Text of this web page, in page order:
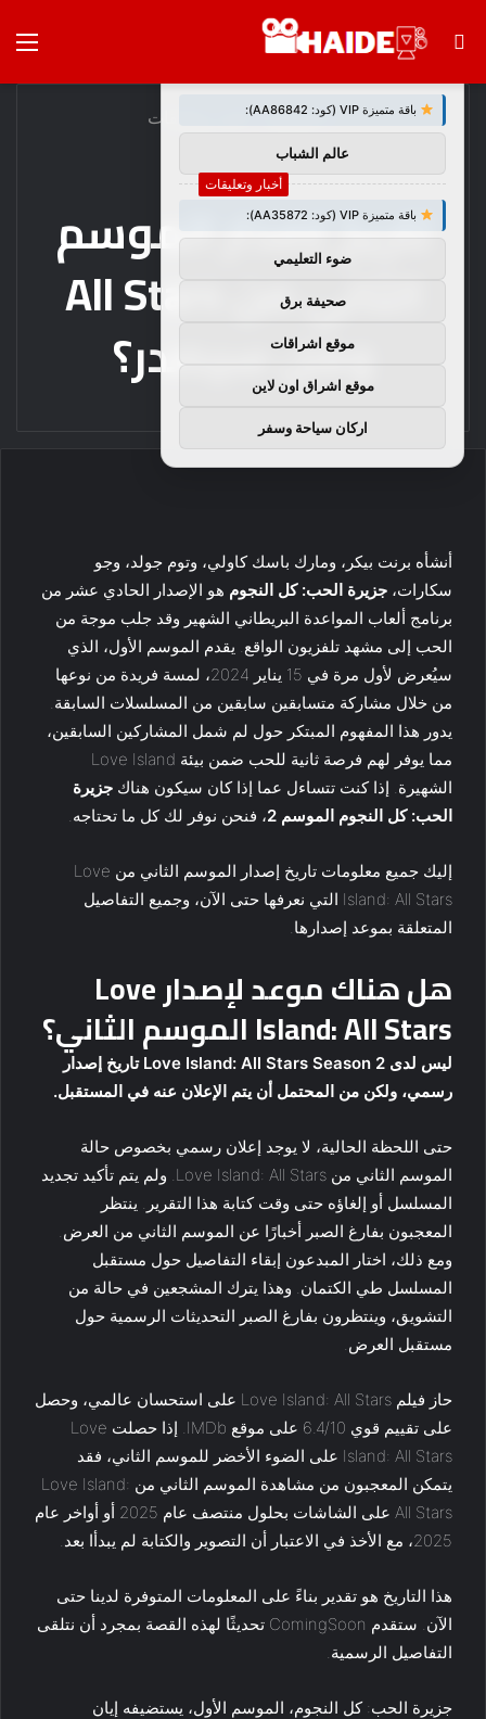
بحث
الرئيسية/أخبار وتعليقات
أخبار وتعليقات
تاريخ إصدار الموسم
الثاني من All Stars
وهل سيصدر؟
أنشأه برنت بيكر، ومارك باسك كاولي، وتوم جولد، وجو
سكارات، جزيرة الحب: كل النجوم هو الإصدار الحادي عشر من
برنامج ألعاب المواعدة البريطاني الشهير وقد جلب موجة من
الحب إلى مشهد تلفزيون الواقع. يقدم الموسم الأول، الذي
سيُعرض لأول مرة في 15 يناير 2024، لمسة فريدة من نوعها
من خلال مشاركة متسابقين سابقين من المسلسلات السابقة.
يدور هذا المفهوم المبتكر حول لم شمل المشاركين السابقين،
مما يوفر لهم فرصة ثانية للحب ضمن بيئة Love Island
الشهيرة. إذا كنت تتساءل عما إذا كان سيكون هناك جزيرة
الحب: كل النجوم الموسم 2
، فنحن نوفر لك كل ما تحتاجه.
إليك جميع معلومات تاريخ إصدار الموسم الثاني من Love
Island: All Stars التي نعرفها حتى الآن، وجميع التفاصيل
المتعلقة بموعد إصدارها.
هل هناك موعد لإصدار Love
Island: All Stars الموسم الثاني؟
ليس لدى Love Island: All Stars Season 2 تاريخ إصدار
رسمي، ولكن من المحتمل أن يتم الإعلان عنه في المستقبل.
حتى اللحظة الحالية، لا يوجد إعلان رسمي بخصوص حالة
الموسم الثاني من Love Island: All Stars. ولم يتم تأكيد تجديد
المسلسل أو إلغاؤه حتى وقت كتابة هذا التقرير. ينتظر
المعجبون بفارغ الصبر أخبارًا عن الموسم الثاني من العرض.
ومع ذلك، اختار المبدعون إبقاء التفاصيل حول مستقبل
المسلسل طي الكتمان. وهذا يترك المشجعين في حالة من
التشويق، وينتظرون بفارغ الصبر التحديثات الرسمية حول
مستقبل العرض.
حاز فيلم Love Island: All Stars على استحسان عالمي، وحصل
على تقييم قوي 6.4/10 على موقع IMDb. إذا حصلت Love
Island: All Stars على الضوء الأخضر للموسم الثاني، فقد
يتمكن المعجبون من مشاهدة الموسم الثاني من Love Island:
All Stars على الشاشات بحلول منتصف عام 2025 أو أواخر عام
2025، مع الأخذ في الاعتبار أن التصوير والكتابة لم يبدأا بعد.
هذا التاريخ هو تقدير بناءً على المعلومات المتوفرة لدينا حتى
الآن. ستقدم ComingSoon تحديثًا لهذه القصة بمجرد أن نتلقى
التفاصيل الرسمية.
جزيرة الحب: كل النجوم، الموسم الأول، يستضيفه إيان
توصيات :
باقة متميزة VIP (كود: AA86842):
عالم الشباب
باقة متميزة VIP (كود: AA35872):
ضوء التعليمي
صحيفة برق
موقع اشراقات
موقع اشراق اون لاين
اركان سياحة وسفر